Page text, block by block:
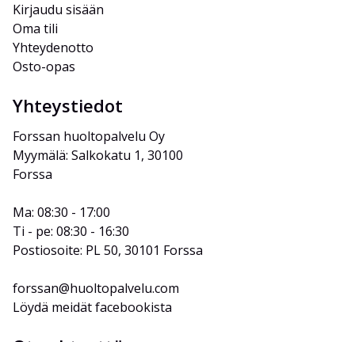
Kirjaudu sisään
Oma tili
Yhteydenotto
Osto-opas
Yhteystiedot
Forssan huoltopalvelu Oy
Myymälä: Salkokatu 1, 30100
Forssa
Ma: 08:30 - 17:00
Ti - pe: 08:30 - 16:30
Postiosoite: PL 50, 30101 Forssa
forssan@huoltopalvelu.com
Löydä meidät facebookista